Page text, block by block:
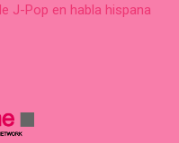
J-Pop en habla hispana